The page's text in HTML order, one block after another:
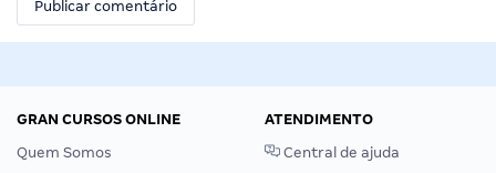
GRAN CURSOS ONLINE
Quem Somos
ATENDIMENTO
Central de ajuda